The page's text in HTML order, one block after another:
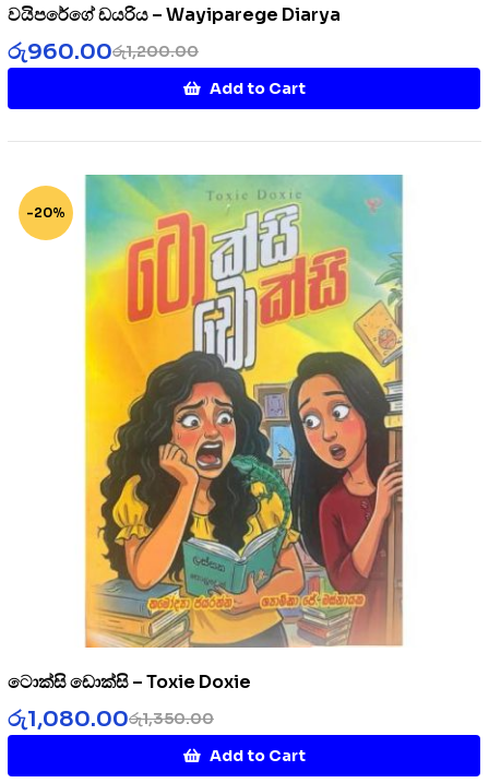
වයිපරේගේ ඩයරිය – Wayiparege Diarya
රු1,200.00
රු960.00
Add to Cart
-20%
ටොක්සි ඩොක්සි – Toxie Doxie
රු1,350.00
රු1,080.00
Add to Cart